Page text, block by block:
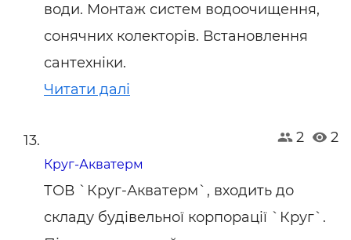
води. Монтаж систем водоочищення,
сонячних колекторів. Встановлення
сантехніки.
Читати далі
2 2
Круг-Акватерм
ТОВ `Круг-Акватерм`, входить до
складу будівельної корпорації `Круг`.